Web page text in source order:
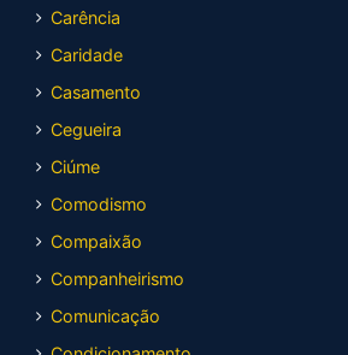
Carência
Caridade
Casamento
Cegueira
Ciúme
Comodismo
Compaixão
Companheirismo
Comunicação